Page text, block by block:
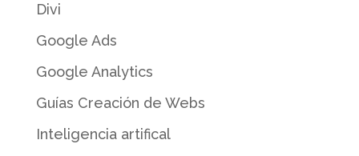
Divi
Google Ads
Google Analytics
Guías Creación de Webs
Inteligencia artifical